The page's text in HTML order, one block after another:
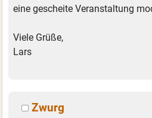
eine gescheite Veranstaltung
Viele Grüße,
Lars
Zwurg